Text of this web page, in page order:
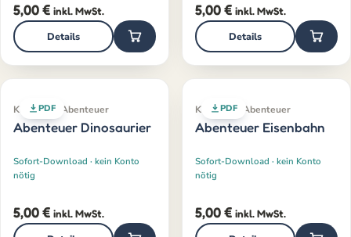
5,00€ inkl. MwSt.
Details
5,00€ inkl. MwSt.
Details
PDF
Klassiker · Abenteuer
Abenteuer Dinosaurier
Sofort-Download · kein Konto
nötig
5,00€ inkl. MwSt.
PDF
Klassiker · Abenteuer
Abenteuer Eisenbahn
Sofort-Download · kein Konto
nötig
5,00€ inkl. MwSt.